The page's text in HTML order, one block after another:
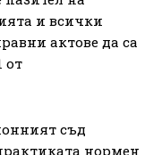
и всички
актове да са
от
съд
нормен